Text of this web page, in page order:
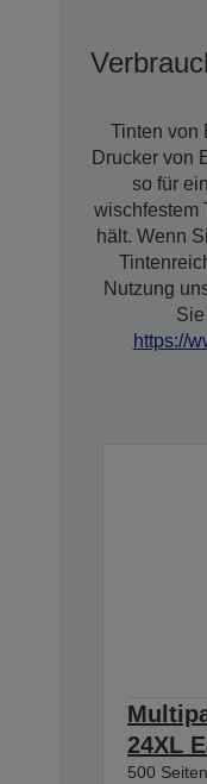
Tinten von
Drucker von
so für
wischfestem
hält. Wenn
Nutzung
https://
24XL
500